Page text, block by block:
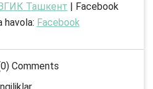
Ташкент | Facebook
havola: Facebook
Comments